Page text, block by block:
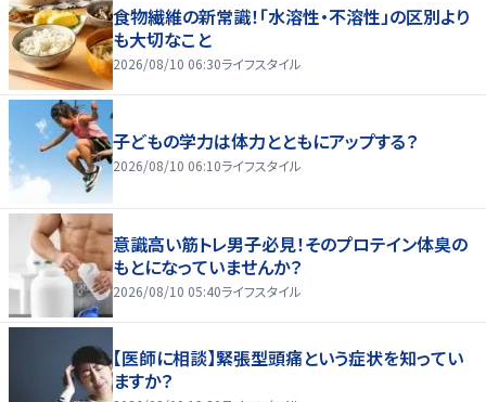
食物繊維の新常識！「水溶性・不溶性」の区別より
も大切なこと
2026/08/10 06:30ライフスタイル
子どもの学力は体力とともにアップする？
2026/08/10 06:10ライフスタイル
意識高い筋トレ男子必見！そのプロテイン体臭の
もとになっていませんか？
2026/08/10 05:40ライフスタイル
【医師に相談】緊張型頭痛という症状を知ってい
ますか？